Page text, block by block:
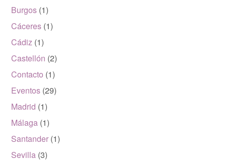
Burgos (1)
Cáceres (1)
Cádiz (1)
Castellón (2)
Contacto (1)
Eventos (29)
Madrid (1)
Málaga (1)
Santander (1)
Sevilla (3)